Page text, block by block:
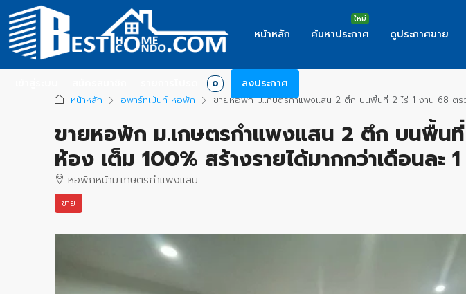
หน้าหลัก ค้นหาประกาศ ดูประกาศขาย
0 ลงประกาศ
หน้าหลัก อพาร์ทเม้นท์ หอพัก ขายหอพัก ม.เกษตรกำแพงแสน 2 ตึก บนพื้นที่ 2 ไร่ 1 งาน 68 ตร
ขายหอพัก ม.เกษตรกำแพงแสน 2 ตึก บนพื้นที่
ห้อง เต็ม 100% สร้างรายได้มากกว่าเดือนละ
หอพักหน้าม.เกษตรกำแพงแสน
ขาย